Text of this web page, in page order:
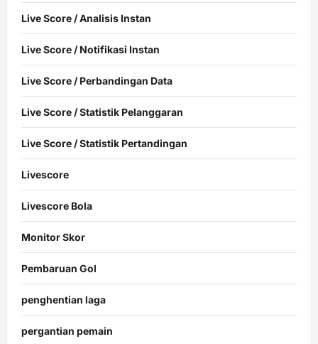
Live Score / Analisis Instan
Live Score / Notifikasi Instan
Live Score / Perbandingan Data
Live Score / Statistik Pelanggaran
Live Score / Statistik Pertandingan
Livescore
Livescore Bola
Monitor Skor
Pembaruan Gol
penghentian laga
pergantian pemain